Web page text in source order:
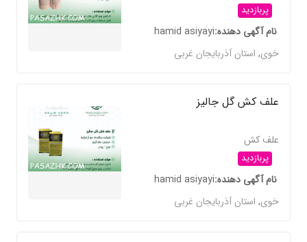
پربازدید
نام آگهی دهندهhamid asiyayi
خوی,استان آذربایجان غربی
علف کش گل جالیز
علف کش
پربازدید
نام آگهی دهندهhamid asiyayi
خوی,استان آذربایجان غربی